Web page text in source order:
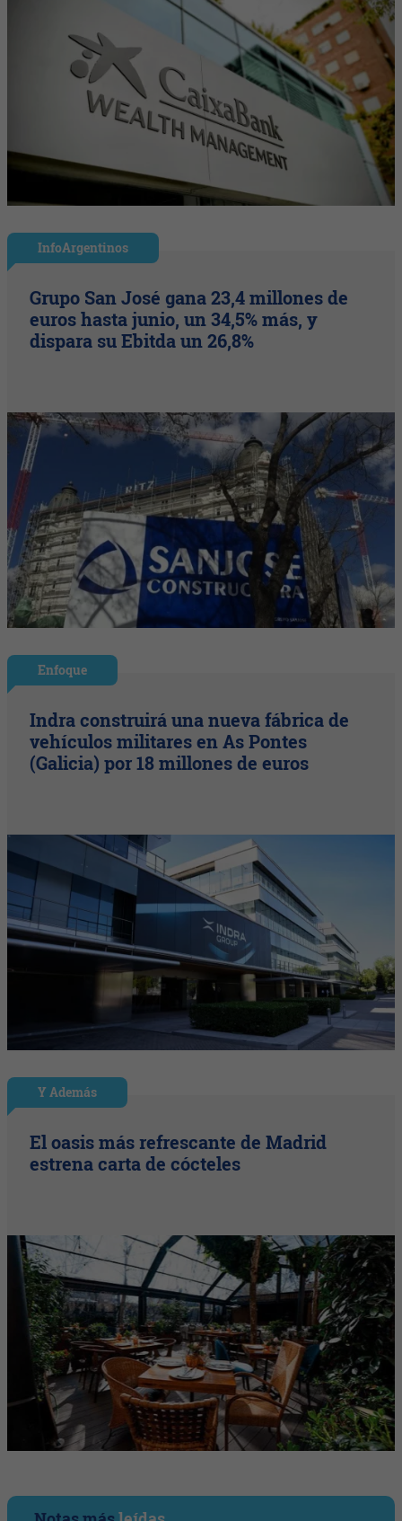
InfoArgentinos
Grupo San José gana 23,4 millones de
euros hasta junio, un 34,5% más, y
dispara su Ebitda un 26,8%
Enfoque
Indra construirá una nueva fábrica de
vehículos militares en As Pontes
(Galicia) por 18 millones de euros
Y Además
El oasis más refrescante de Madrid
estrena carta de cócteles